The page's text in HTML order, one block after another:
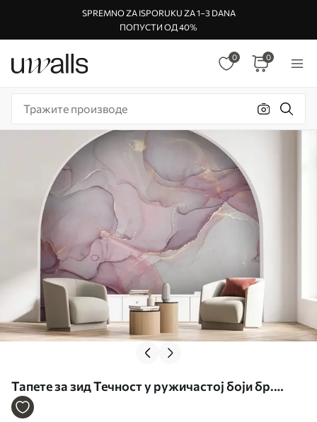
SPREMNO ZA ISPORUKU ZA 1–3 DANA
ПОПУСТИ ОД 40%
0 0
Тапете за зид Течност у ружичастој боји бр.
u70787